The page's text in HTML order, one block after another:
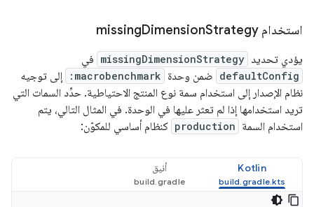
استخدام missing DimensionStrategy
يؤدي تحديد missingDimensionStrategy في
defaultConfig ضمن وحدة :macrobenchmark
إلى توجيه
نظام الإصدار إلى استخدام سمة نوع المنتج الاحتياطية. حدِّد السمات التي
تريد استخدامها إذا لم تعثر عليها في الوحدة. في المثال التالي، يتم
استخدام السمة production كنظام أساسي للمكوّن:
Kotlin أنيق